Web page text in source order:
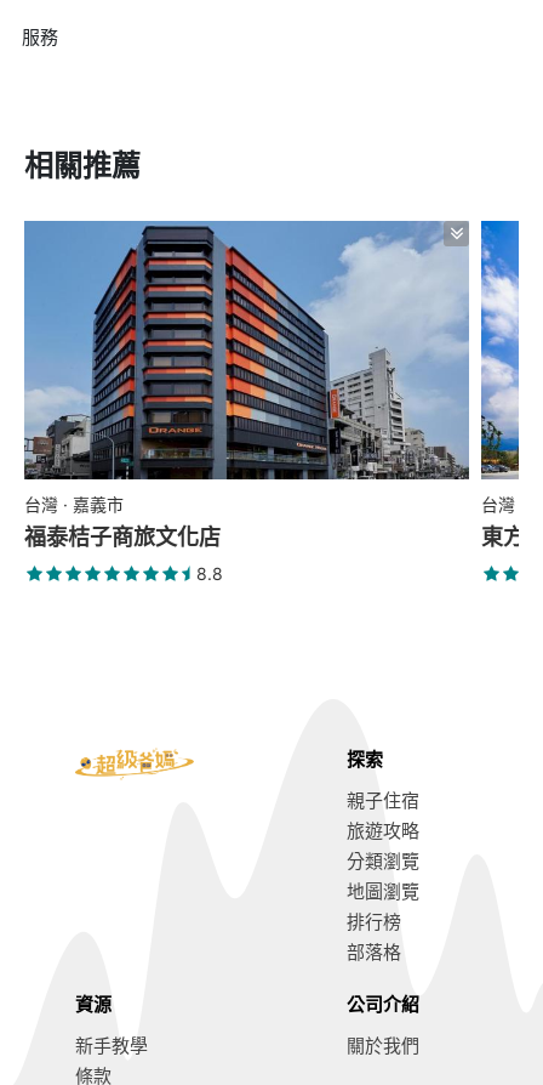
服務
相關推薦
台灣 · 嘉義市
福泰桔子商旅文化店
8.8
台灣 ·
東方
探索
親子住宿
旅遊攻略
分類瀏覽
地圖瀏覽
排行榜
部落格
資源
新手教學
條款
公司介紹
關於我們